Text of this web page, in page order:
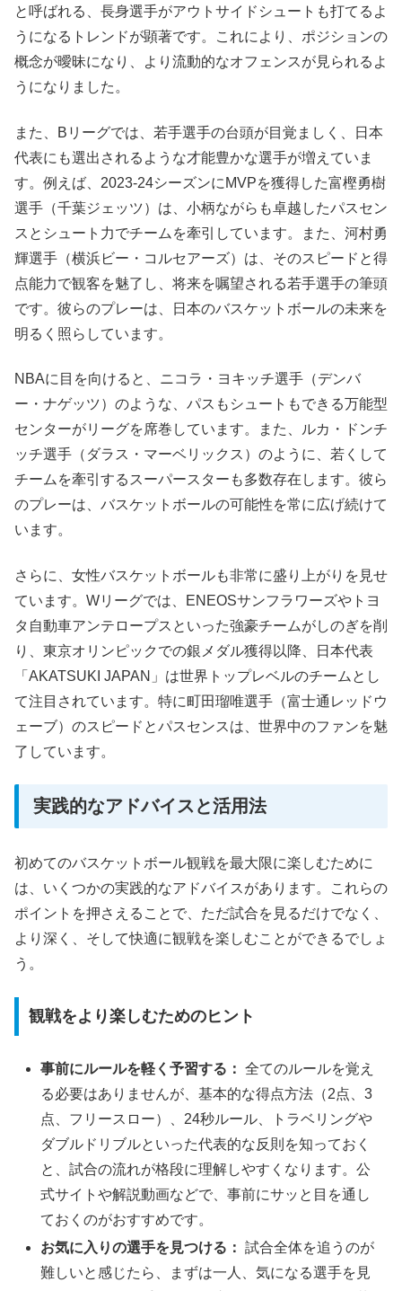
と呼ばれる、長身選手がアウトサイドシュートも打てるよ
うになるトレンドが顕著です。これにより、ポジションの
概念が曖昧になり、より流動的なオフェンスが見られるよ
うになりました。
また、Bリーグでは、若手選手の台頭が目覚ましく、日本
代表にも選出されるような才能豊かな選手が増えていま
す。例えば、2023-24シーズンにMVPを獲得した富樫勇樹
選手（千葉ジェッツ）は、小柄ながらも卓越したパスセン
スとシュート力でチームを牽引しています。また、河村勇
輝選手（横浜ビー・コルセアーズ）は、そのスピードと得
点能力で観客を魅了し、将来を嘱望される若手選手の筆頭
です。彼らのプレーは、日本のバスケットボールの未来を
明るく照らしています。
NBAに目を向けると、ニコラ・ヨキッチ選手（デンバ
ー・ナゲッツ）のような、パスもシュートもできる万能型
センターがリーグを席巻しています。また、ルカ・ドンチ
ッチ選手（ダラス・マーベリックス）のように、若くして
チームを牽引するスーパースターも多数存在します。彼ら
のプレーは、バスケットボールの可能性を常に広げ続けて
います。
さらに、女性バスケットボールも非常に盛り上がりを見せ
ています。Wリーグでは、ENEOSサンフラワーズやトヨ
タ自動車アンテロープスといった強豪チームがしのぎを削
り、東京オリンピックでの銀メダル獲得以降、日本代表
「AKATSUKI JAPAN」は世界トップレベルのチームとし
て注目されています。特に町田瑠唯選手（富士通レッドウ
ェーブ）のスピードとパスセンスは、世界中のファンを魅
了しています。
実践的なアドバイスと活用法
初めてのバスケットボール観戦を最大限に楽しむために
は、いくつかの実践的なアドバイスがあります。これらの
ポイントを押さえることで、ただ試合を見るだけでなく、
より深く、そして快適に観戦を楽しむことができるでしょ
う。
観戦をより楽しむためのヒント
事前にルールを軽く予習する： 全てのルールを覚え
る必要はありませんが、基本的な得点方法（2点、3
点、フリースロー）、24秒ルール、トラベリングや
ダブルドリブルといった代表的な反則を知っておく
と、試合の流れが格段に理解しやすくなります。公
式サイトや解説動画などで、事前にサッと目を通し
ておくのがおすすめです。
お気に入りの選手を見つける： 試合全体を追うのが
難しいと感じたら、まずは一人、気になる選手を見